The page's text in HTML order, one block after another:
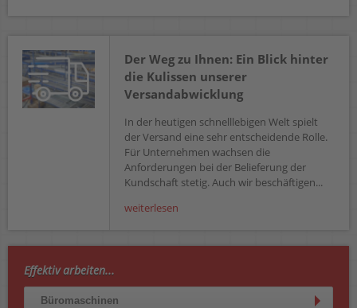
Der Weg zu Ihnen: Ein Blick hinter
die Kulissen unserer
Versandabwicklung
In der heutigen schnelllebigen Welt spielt
der Versand eine sehr entscheidende Rolle.
Für Unternehmen wachsen die
Anforderungen bei der Belieferung der
Kundschaft stetig. Auch wir beschäftigen...
weiterlesen
Effektiv arbeiten...
Büromaschinen